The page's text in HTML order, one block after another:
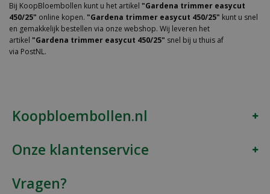
Bij KoopBloembollen kunt u het artikel "Gardena trimmer easycut
450/25" online kopen. "Gardena trimmer easycut 450/25" kunt u snel
en gemakkelijk bestellen via onze webshop. Wij leveren het
artikel "Gardena trimmer easycut 450/25" snel bij u thuis af
via PostNL.
Koopbloembollen.nl
Onze klantenservice
Vragen?